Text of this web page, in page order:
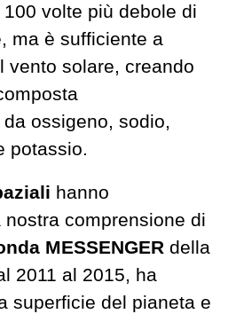
volte più debole di
ma è sufficiente a
vento solare, creando
ossigeno, sodio,
potassio.
hanno
comprensione di
MESSENGER della
2011 al 2015, ha
superficie del pianeta e